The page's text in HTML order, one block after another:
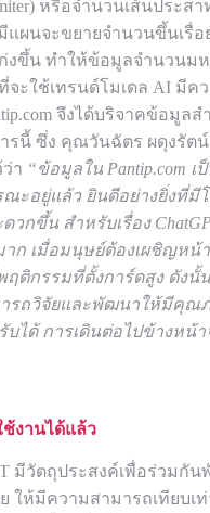
หรือจำนวนเส้นประสา
แผนจะขยายจำนวนขึ้นเรื่อ
เก่งขึ้น ทำให้ข้อมูลจำนวนม
ะใช้เทรนด์โมเดล AI มีค
จึงได้บริจาคข้อมูลส
รนี้ ซึ่ง คุณวันฉัตร ผดุงรัตน์
ว่า “ข้อมูลใน Pantip.com เ
ณะอยู่แล้ว ยินดีอย่างยิ่งที่มี
วกขึ้น สำหรับเรื่อง
าก เมื่อมนุษย์ต้องเผชิญหน้
ฤติกรรมที่ตั้งการ์ดสูง ดังนั้
ารถวิจัยและพัฒนาให้มีคุณ
ได้ การเดินต่อไปข้างหน้า
ช้งานได้แล้ว
มีวัตถุประสงค์เพื่อร่วมกั
ให้มีความสามารถเทียบเท่